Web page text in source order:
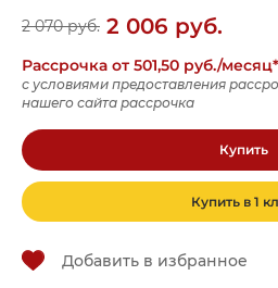
2 070руб. 2 006 руб.
Рассрочка от 501,50 руб./месяц*
с условиями предоставления
нашего сайта рассрочка
Купить
Купить в 1
Добавить в избранное